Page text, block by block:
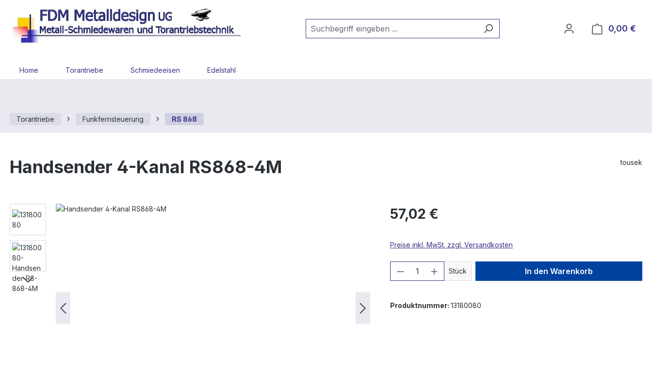
Hauptinhalt springen
Zur Suche springen
Zur Hauptnavigation springen
0,00 €
Home Torantriebe Schmiedeeisen Edelstahl
Torantriebe Funkfernsteuerung RS 868
Handsender 4-Kanal RS868-4M tousek
Bildergalerie überspringen 57,02 €
Preise inkl. MwSt. zzgl. Versandkosten
Produkt Anzahl: Gib den gewünschten Wert
Stück In den Warenkorb
Produktnummer: 13180080